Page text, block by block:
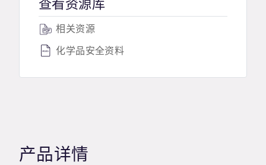
查看资源库
相关资源
化学品安全资料
产品详情